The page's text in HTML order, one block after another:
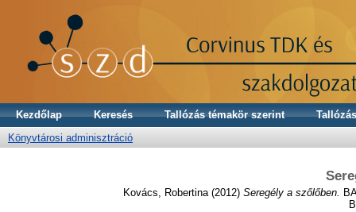
Kezdőlap Keresés Tallózás témakör szerint
Könyvtárosi adminisztráció
Kovács, Robertina (2012) Seregély a szőlőben.